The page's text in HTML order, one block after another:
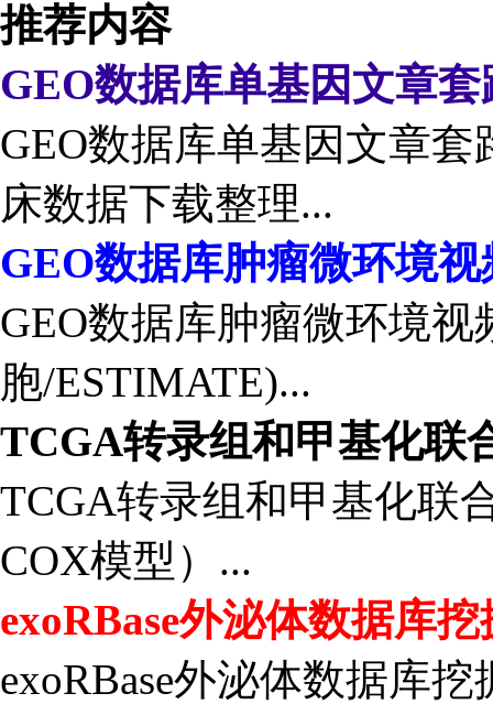
推荐内容
GEO数据库单基因文章
GEO数据库单基因文章套
床数据下载整理...
GEO数据库肿瘤微环境
GEO数据库肿瘤微环境
胞/ESTIMATE)...
TCGA转录组和甲基化联
TCGA转录组和甲基化联
COX模型）...
exoRBase外泌体数据库
exoRBase外泌体数据库挖